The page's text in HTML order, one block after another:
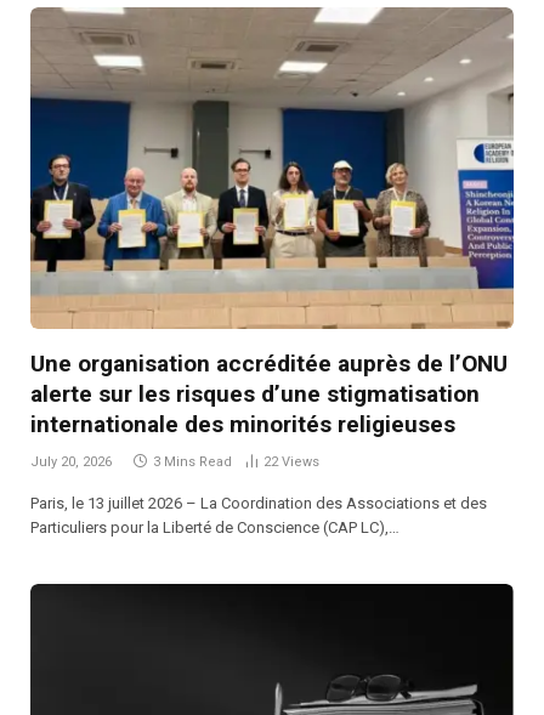
Une organisation accréditée auprès de l’ONU
alerte sur les risques d’une stigmatisation
internationale des minorités religieuses
July 20, 2026 3 Mins Read 22Views
Paris, le 13 juillet 2026 – La Coordination des Associations et des
Particuliers pour la Liberté de Conscience (CAP LC),…